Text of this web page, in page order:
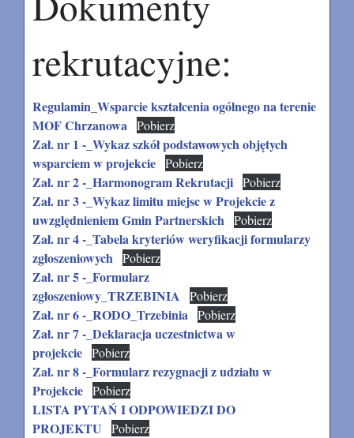
rekrutacyjne:
Regulamin_Wsparcie kształcenia ogólnego na terenie
MOF Chrzanowa Pobierz
Zał. nr 1 -_Wykaz szkół podstawowych objętych
wsparciem w projekcie Pobierz
Zał. nr 2 -_Harmonogram Rekrutacji Pobierz
Zał. nr 3 -_Wykaz limitu miejsc w Projekcie z
uwzględnieniem Gmin Partnerskich Pobierz
Zał. nr 4 -_Tabela kryteriów weryfikacji formularzy
zgłoszeniowych Pobierz
Zał. nr 5 -_Formularz
zgłoszeniowy_TRZEBINIA
Pobierz
Zał. nr 6 -_RODO_Trzebinia Pobierz
Zał. nr 7 -_Deklaracja uczestnictwa w
projekcie Pobierz
Zał. nr 8 -_Formularz rezygnacji z udziału w
Projekcie Pobierz
LISTA PYTAŃ I ODPOWIEDZI DO
PROJEKTU
Pobierz